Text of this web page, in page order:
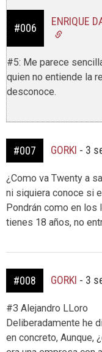
#006
ENRIQUE
#5: Me parece
quien no entiende la
desconoce.
#007 GORKI - 3
¿Como va Twenty a
ni siquiera conoce si
Pondrán como en los
tienes 18 años, no
#008 GORKI - 3
#3 Alejandro LLoro
Deliberadamente he
en concreto, Aunque,